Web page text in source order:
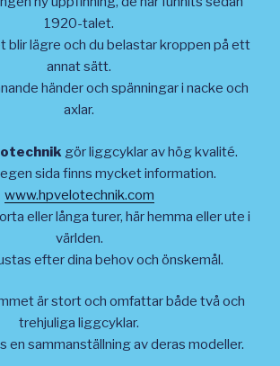
1920-talet.
blir lägre och du belastar kroppen på ett
annat sätt.
händer och spänningar i nacke och
axlar.
gör liggcyklar av hög kvalité.
sida finns mycket information.
www.hpvelotechnik.com
eller långa turer, här hemma eller ute i
världen.
efter dina behov och önskemål.
är stort och omfattar både två och
trehjuliga liggcyklar.
en sammanställning av deras modeller.